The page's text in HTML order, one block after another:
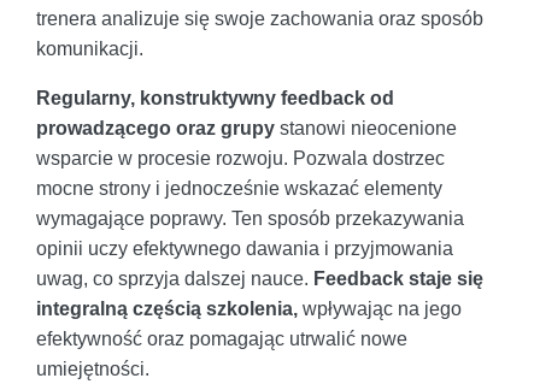
trenera analizuje się swoje zachowania oraz sposób
komunikacji.
Regularny, konstruktywny feedback od
prowadzącego oraz grupy stanowi nieocenione
wsparcie w procesie rozwoju. Pozwala dostrzec
mocne strony i jednocześnie wskazać elementy
wymagające poprawy. Ten sposób przekazywania
opinii uczy efektywnego dawania i przyjmowania
uwag, co sprzyja dalszej nauce. Feedback staje się
integralną częścią szkolenia, wpływając na jego
efektywność oraz pomagając utrwalić nowe
umiejętności.